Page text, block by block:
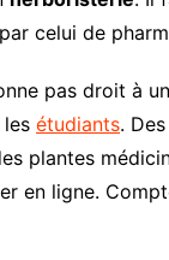
celui de
pas droit à
les étudiants.
plantes
en ligne.